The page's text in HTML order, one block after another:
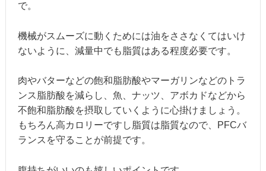
で。
機械がスムーズに動くためには油をささなくてはいけ
ないように、減量中でも脂質はある程度必要です。
肉やバターなどの飽和脂肪酸やマーガリンなどのトラ
ンス脂肪酸を減らし、魚、ナッツ、アボカドなどから
不飽和脂肪酸を摂取していくように心掛けましょう。
もちろん高カロリーですし脂質は脂質なので、PFCバ
ランスを守ることが前提です。